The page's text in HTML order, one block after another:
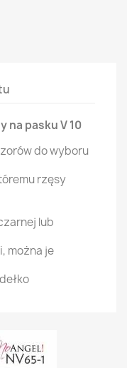
na pasku V 10
do wyboru
rzęsy
lub
można je